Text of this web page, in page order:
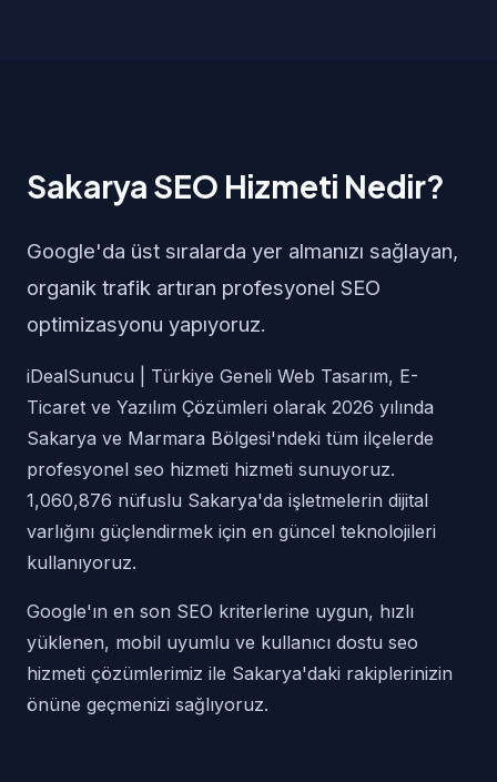
Sakarya SEO Hizmeti Nedir?
Google'da üst sıralarda yer almanızı sağlayan,
organik trafik artıran profesyonel SEO
optimizasyonu yapıyoruz.
iDealSunucu | Türkiye Geneli Web Tasarım, E-
Ticaret ve Yazılım Çözümleri olarak 2026 yılında
Sakarya ve Marmara Bölgesi'ndeki tüm ilçelerde
profesyonel seo hizmeti hizmeti sunuyoruz.
1,060,876 nüfuslu Sakarya'da işletmelerin dijital
varlığını güçlendirmek için en güncel teknolojileri
kullanıyoruz.
Google'ın en son SEO kriterlerine uygun, hızlı
yüklenen, mobil uyumlu ve kullanıcı dostu seo
hizmeti çözümlerimiz ile Sakarya'daki rakiplerinizin
önüne geçmenizi sağlıyoruz.